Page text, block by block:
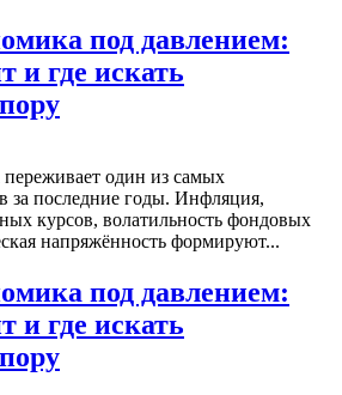
под давлением:
и где искать
переживает один из самых
за последние годы. Инфляция,
курсов, волатильность фондовых
напряжённость формируют...
под давлением:
и где искать